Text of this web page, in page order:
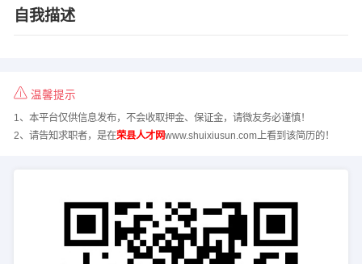
自我描述
温馨提示
1、本平台仅供信息发布，不会收取押金、保证金，请微友务必谨慎！
2、请告知求职者，是在荣县人才网www.shuixiusun.com上看到该简历的！